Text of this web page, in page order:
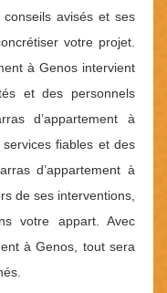
avisés et ses
votre projet.
à Genos intervient
et des personnels
d’appartement à
fiables et des
d’appartement à
de ses interventions,
votre appart. Avec
à Genos, tout sera